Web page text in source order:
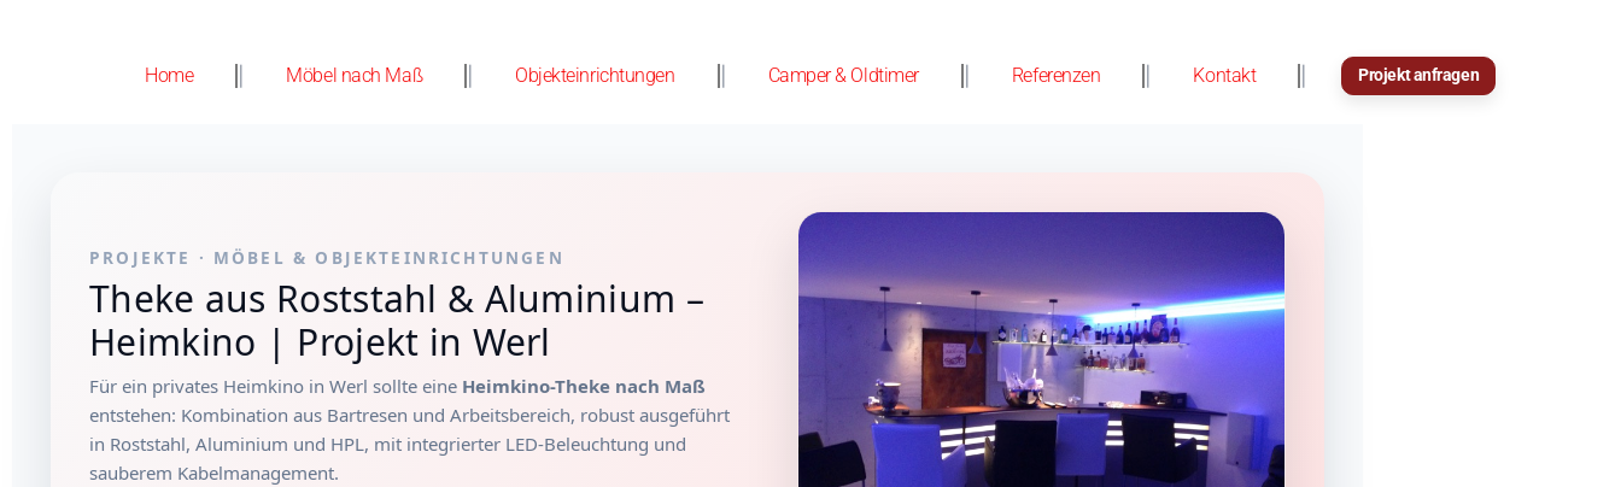
Home Möbel nach Maß Objekteinrichtungen Camper & Oldtimer Referenzen Kontakt Projekt anfragen
PROJEKTE · MÖBEL & OBJEKTEINRICHTUNGEN
Theke aus Roststahl & Aluminium –
Heimkino | Projekt in Werl
Für ein privates Heimkino in Werl sollte eine Heimkino-Theke nach Maß
entstehen: Kombination aus Bartresen und Arbeitsbereich, robust ausgeführt
in Roststahl, Aluminium und HPL, mit integrierter LED-Beleuchtung und
sauberem Kabelmanagement.